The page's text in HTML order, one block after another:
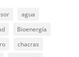
agua
Bioenergía
chacras